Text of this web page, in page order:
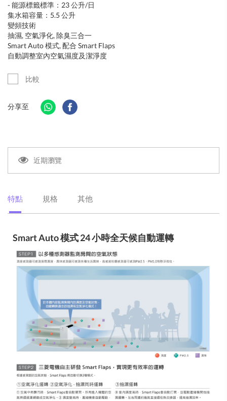
- 能源標籤標準：23 公升/日
集水箱容量：5.5 公升
變頻技術
抽濕, 空氣淨化, 除臭三合一
Smart Auto 模式, 配合 Smart Flaps
自動調整室內空氣濕度及潔淨度
比較
分享至
近期瀏覽
特點 規格 其他
Smart Auto 模式 24 小時全天候自動運轉